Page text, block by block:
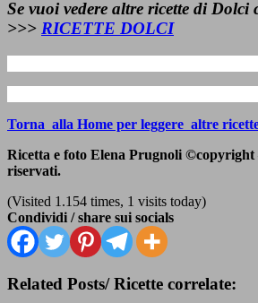
Se vuoi vedere altre ricette diDolci
>>> RICETTE DOLCI
Torna alla Home per leggere altre
Ricetta e foto Elena Prugnoli
riservati.
(Visited 1.154 times, 1 visits today)
Condividi / share sui socials
Related Posts/ Ricette correlate: